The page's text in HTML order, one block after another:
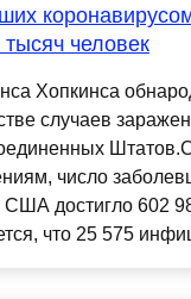
человек
Хопкинса
случаев
число
США достигло 602
что 25 575